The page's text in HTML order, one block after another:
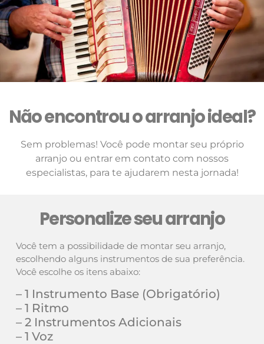
Não encontrou o arranjo ideal?
Sem problemas! Você pode montar seu próprio
arranjo ou entrar em contato com nossos
especialistas, para te ajudarem nesta jornada!
Personalize seu arranjo
Você tem a possibilidade de montar seu arranjo,
escolhendo alguns instrumentos de sua preferência.
Você escolhe os itens abaixo:
– 1 Instrumento Base (Obrigatório)
– 1 Ritmo
– 2 Instrumentos Adicionais
– 1 Voz